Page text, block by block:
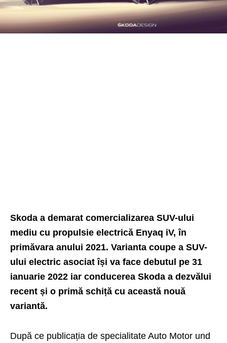
Skoda a demarat comercializarea SUV-ului
mediu cu propulsie electrică Enyaq iV, în
primăvara anului 2021. Varianta coupe a SUV-
ului electric asociat își va face debutul pe 31
ianuarie 2022 iar conducerea Skoda a dezvălui
recent și o primă schiță cu această nouă
variantă.
După ce publicația de specialitate Auto Motor und